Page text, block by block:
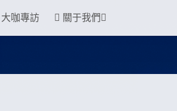
大咖專訪 關于我們